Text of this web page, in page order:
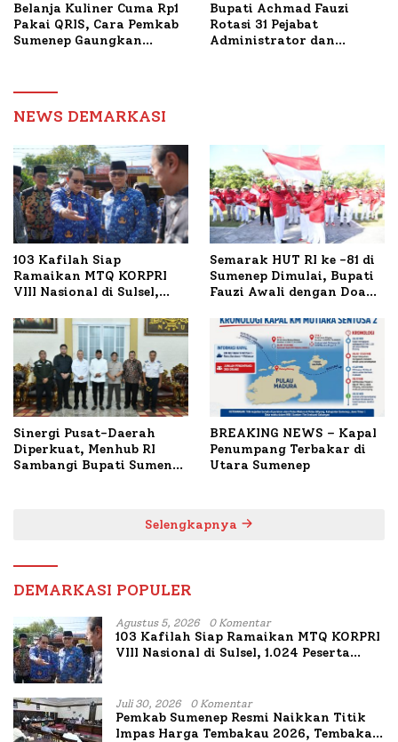
Belanja Kuliner Cuma Rp1
Pakai QRIS, Cara Pemkab
Sumenep Gaungkan
Bupati Achmad Fauzi
Rotasi 31 Pejabat
Administrator dan
NEWS DEMARKASI
103 Kafilah Siap
Ramaikan MTQ KORPRI
VIII Nasional di Sulsel,
Semarak HUT RI ke -81 di
Sumenep Dimulai, Bupati
Fauzi Awali dengan Doa
Terbakar
Sinergi Pusat-Daerah
Diperkuat, Menhub RI
Sambangi Bupati Sumenep
BREAKING NEWS – Kapal
Penumpang Terbakar di
Utara Sumenep
Selengkapnya
DEMARKASI POPULER
Agustus 5, 2026 0 Komentar
103 Kafilah Siap Ramaikan MTQ KORPRI
VIII Nasional di Sulsel, 1.024 Peserta
Juli 30, 2026 0 Komentar
Pemkab Sumenep Resmi Naikkan Titik
Impas Harga Tembakau 2026, Tembakau